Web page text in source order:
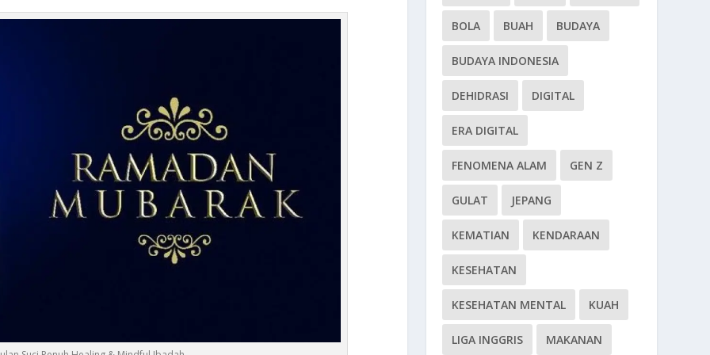
BOLA BUAH BUDAYA
BUDAYA INDONESIA
DEHIDRASI DIGITAL
ERA DIGITAL
FENOMENA ALAM GEN Z
GULAT JEPANG
KEMATIAN KENDARAAN
KESEHATAN
KESEHATAN MENTAL KUAH
LIGA INGGRIS MAKANAN